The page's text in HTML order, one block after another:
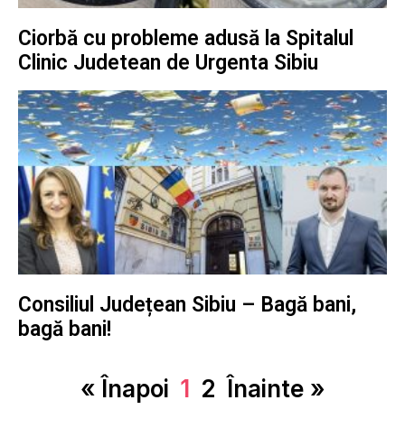
Ciorbă cu probleme adusă la Spitalul
Clinic Judetean de Urgenta Sibiu
Consiliul Județean Sibiu – Bagă bani,
bagă bani!
« Înapoi 1 2 Înainte »